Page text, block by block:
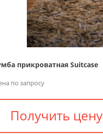
прикроватная Suitcase
по запросу
Получить цену